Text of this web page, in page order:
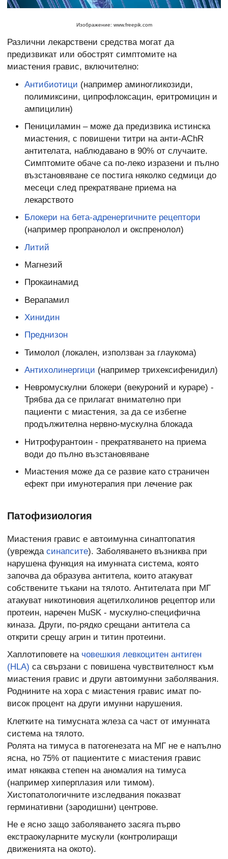
Изображение: www.freepik.com
Различни лекарствени средства могат да
предизвикат или обострят симптомите на
миастения гравис, включително:
Антибиотици (например аминогликозиди,
полимиксини, ципрофлоксацин, еритромицин и
ампицилин)
Пенициламин – може да предизвика истинска
миастения, с повишени титри на анти-AChR
антителата, наблюдавано в 90% от случаите.
Симптомите обаче са по-леко изразени и пълно
възстановяване се постига няколко седмици до
месеци след прекратяване приема на
лекарството
Блокери на бета-адренергичните рецептори
(например пропранолол и окспренолол)
Литий
Магнезий
Прокаинамид
Верапамил
Хинидин
Преднизон
Тимолол (локален, използван за глаукома)
Антихолинергици (например трихексифенидил)
Невромускулни блокери (векуроний и кураре) -
Трябва да се прилагат внимателно при
пациенти с миастения, за да се избегне
продължителна нервно-мускулна блокада
Нитрофурантоин - прекратяването на приема
води до пълно възстановяване
Миастения може да се развие като страничен
ефект при имунотерапия при лечение рак
Патофизиология
Миастения гравис е автоимунна синаптопатия
(уврежда синапсите). Заболяването възниква при
нарушена функция на имунната система, която
започва да образува антитела, които атакуват
собствените тъкани на тялото. Антителата при МГ
атакуват никотиновия ацетилхолинов рецептор или
протеин, наречен MuSK - мускулно-специфична
киназа. Други, по-рядко срещани антитела са
открити срещу агрин и титин протеини.
Хаплотиповете на човешкия левкоцитен антиген
(HLA) са свързани с повишена чувствителност към
миастения гравис и други автоимунни заболявания.
Роднините на хора с миастения гравис имат по-
висок процент на други имунни нарушения.
Клетките на тимусната жлеза са част от имунната
система на тялото.
Ролята на тимуса в патогенезата на МГ не е напълно
ясна, но 75% от пациентите с миастения гравис
имат някаква степен на аномалия на тимуса
(например хиперплазия или тимом).
Хистопатологичните изследвания показват
герминативни (зародишни) центрове.
Не е ясно защо заболяването засяга първо
екстраокуларните мускули (контролиращи
движенията на окото).